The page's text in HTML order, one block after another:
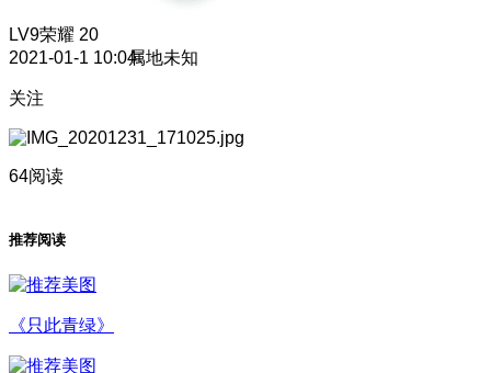
LV9荣耀 20
2021-01-1 10:04属地未知
关注
64阅读
推荐阅读
《只此青绿》